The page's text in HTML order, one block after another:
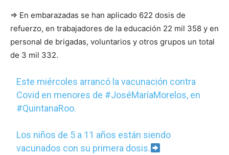
⇒ En embarazadas se han aplicado 622 dosis de
refuerzo, en trabajadores de la educación 22 mil 358 y en
personal de brigadas, voluntarios y otros grupos un total
de 3 mil 332.
Este miércoles arrancó la vacunación contra
Covid en menores de #JoséMaríaMorelos, en
#QuintanaRoo.
Los niños de 5 a 11 años están siendo
vacunados con su primera dosis.